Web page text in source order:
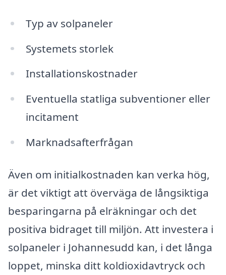
Typ av solpaneler
Systemets storlek
Installationskostnader
Eventuella statliga subventioner eller
incitament
Marknadsafterfrågan
Även om initialkostnaden kan verka hög,
är det viktigt att överväga de långsiktiga
besparingarna på elräkningar och det
positiva bidraget till miljön. Att investera i
solpaneler i Johannesudd kan, i det långa
loppet, minska ditt koldioxidavtryck och